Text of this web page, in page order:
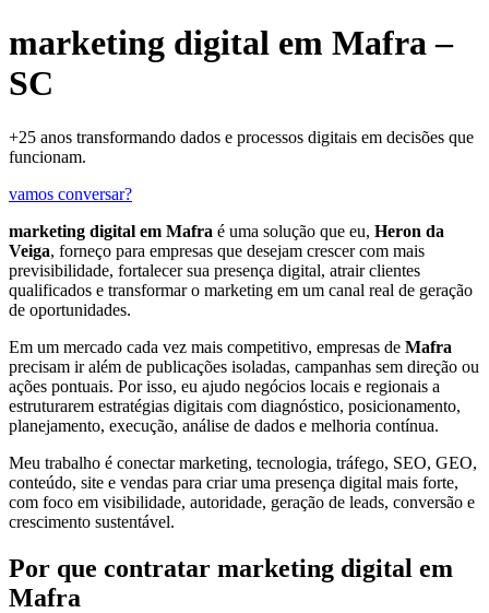
marketing digital em Mafra –
SC
+25 anos transformando dados e processos digitais em decisões que
funcionam.
vamos conversar?
marketing digital em Mafra é uma solução que eu, Heron da
Veiga, forneço para empresas que desejam crescer com mais
previsibilidade, fortalecer sua presença digital, atrair clientes
qualificados e transformar o marketing em um canal real de geração
de oportunidades.
Em um mercado cada vez mais competitivo, empresas de Mafra
precisam ir além de publicações isoladas, campanhas sem direção ou
ações pontuais. Por isso, eu ajudo negócios locais e regionais a
estruturarem estratégias digitais com diagnóstico, posicionamento,
planejamento, execução, análise de dados e melhoria contínua.
Meu trabalho é conectar marketing, tecnologia, tráfego, SEO, GEO,
conteúdo, site e vendas para criar uma presença digital mais forte,
com foco em visibilidade, autoridade, geração de leads, conversão e
crescimento sustentável.
Por que contratar marketing digital em
Mafra